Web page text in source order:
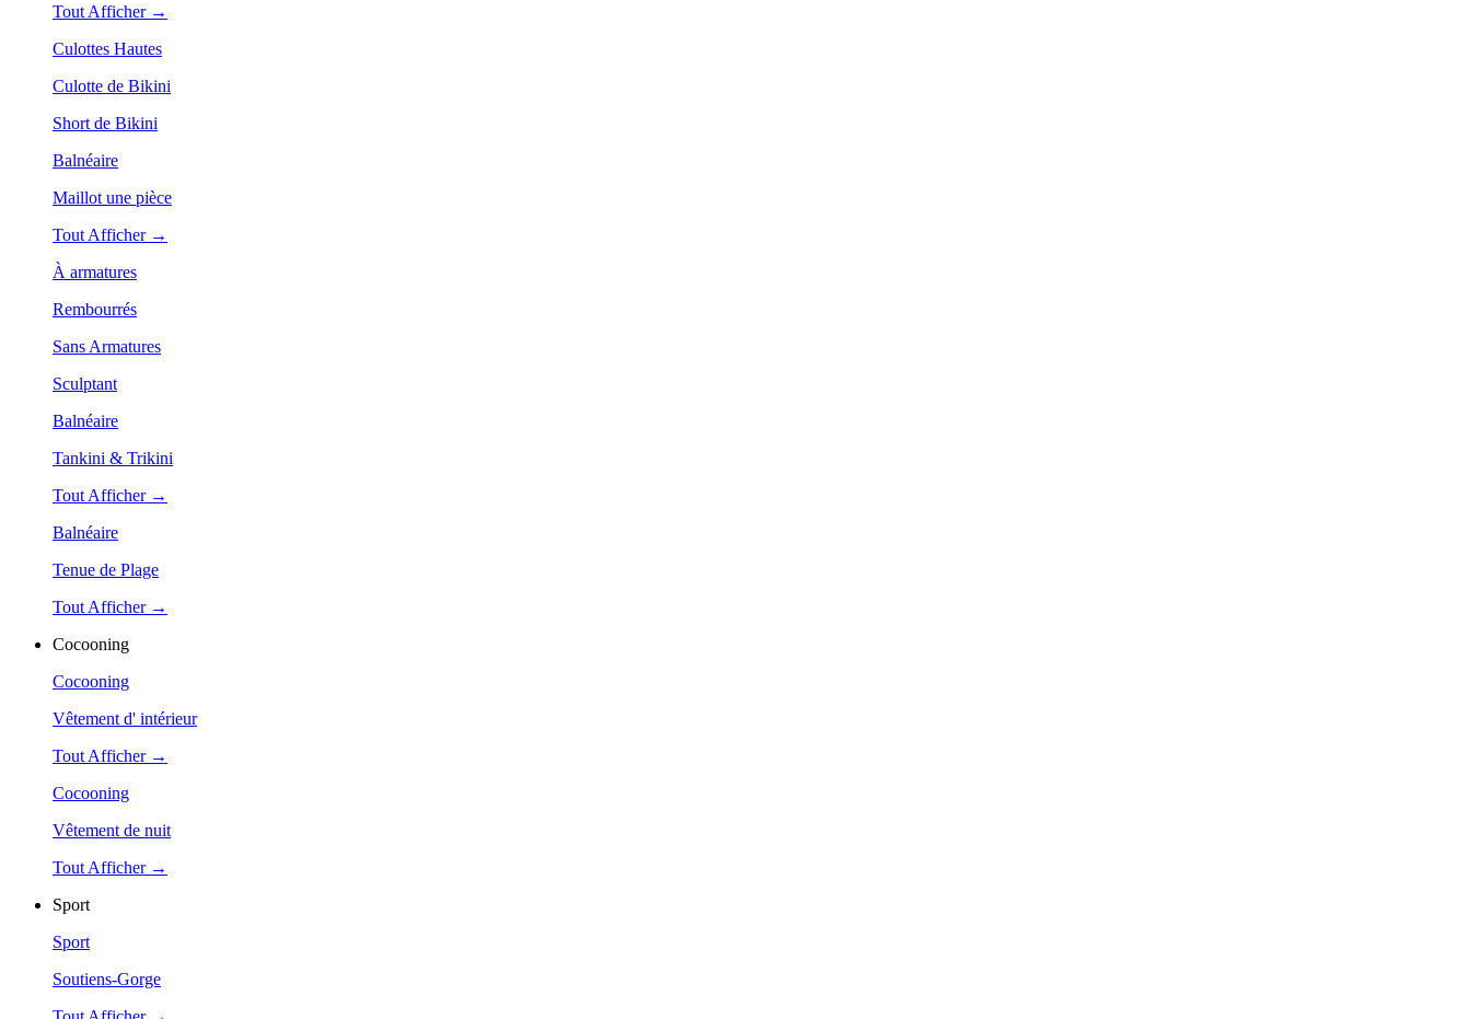
Tout Afficher →
Culottes Hautes
Culotte de Bikini
Short de Bikini
Balnéaire
Maillot une pièce
Tout Afficher →
À armatures
Rembourrés
Sans Armatures
Sculptant
Balnéaire
Tankini & Trikini
Tout Afficher →
Balnéaire
Tenue de Plage
Tout Afficher →
Cocooning
Cocooning
Vêtement d' intérieur
Tout Afficher →
Cocooning
Vêtement de nuit
Tout Afficher →
Sport
Sport
Soutiens-Gorge